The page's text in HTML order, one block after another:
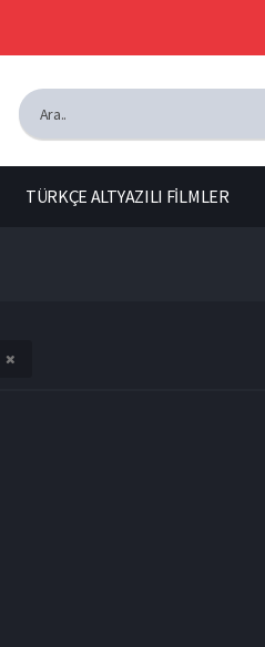
TÜRKÇE ALTYAZILI FİLMLER